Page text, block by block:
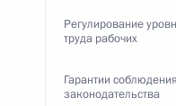
Регулирование
труда рабочих
Гарантии
законодательства